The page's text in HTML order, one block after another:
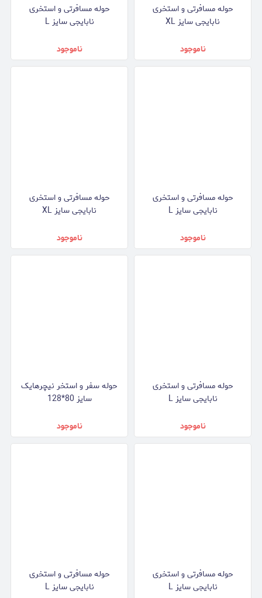
حوله مسافرتی و استخری
نابایجی سایز XL
ناموجود
حوله مسافرتی و استخری
نابایجی سایز L
ناموجود
حوله مسافرتی و استخری
نابایجی سایز L
ناموجود
حوله مسافرتی و استخری
نابایجی سایز XL
ناموجود
حوله مسافرتی و استخری
نابایجی سایز L
ناموجود
حوله سفر و استخر نیچرهایک
سایز 80*128
ناموجود
حوله مسافرتی و استخری
نابایجی سایز L
حوله مسافرتی و استخری
نابایجی سایز L